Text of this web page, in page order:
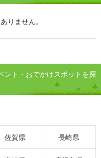
りません。
ント・おでかけスポットを探
佐賀県 長崎県